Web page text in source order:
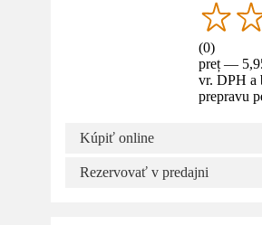
(0)
preț —
vr. DPH a
prepravu
Kúpiť online
Rezervovať v predajni